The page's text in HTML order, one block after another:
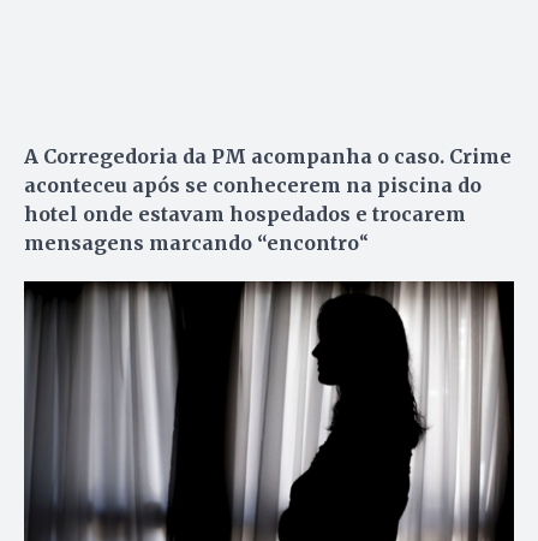
A Corregedoria da PM acompanha o caso. Crime
aconteceu após se conhecerem na piscina do
hotel onde estavam hospedados e trocarem
mensagens marcando “encontro“